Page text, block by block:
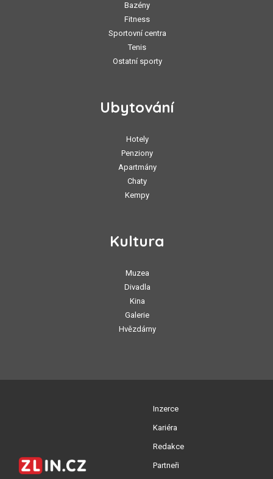
Bazény
Fitness
Sportovní centra
Tenis
Ostatní sporty
Ubytování
Hotely
Penziony
Apartmány
Chaty
Kempy
Kultura
Muzea
Divadla
Kina
Galerie
Hvězdárny
Inzerce
Kariéra
Redakce
Partneři